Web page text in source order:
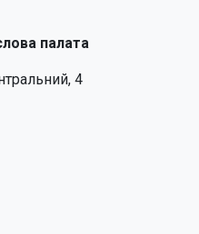
палата
4